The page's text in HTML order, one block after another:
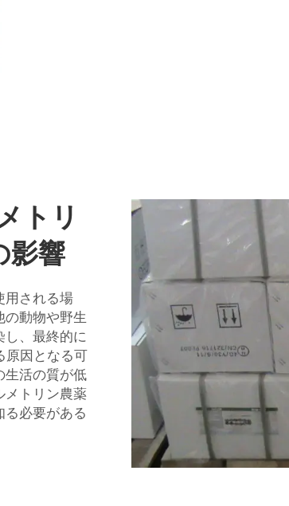
トリ
影響
用される場
動物や野生
、最終的に
原因となる可
生活の質が低
メトリン農薬
る必要がある